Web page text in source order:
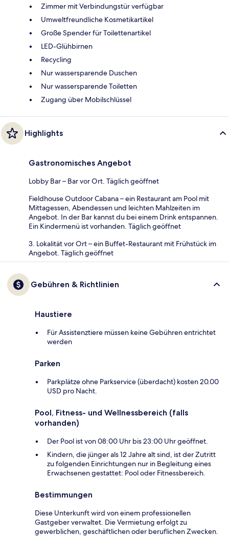
Zimmer mit Verbindungstür verfügbar
Umweltfreundliche Kosmetikartikel
Große Spender für Toilettenartikel
LED-Glühbirnen
Recycling
Nur wassersparende Duschen
Nur wassersparende Toiletten
Zugang über Mobilschlüssel
Highlights
Gastronomisches Angebot
Lobby Bar – Bar vor Ort. Täglich geöffnet
Fieldhouse Outdoor Cabana – ein Restaurant am Pool mit
Mittagessen, Abendessen und leichten Mahlzeiten im
Angebot. In der Bar kannst du bei einem Drink entspannen.
Ein Kindermenü ist vorhanden. Täglich geöffnet
3. Lokalität vor Ort – ein Buffet-Restaurant mit Frühstück im
Angebot. Täglich geöffnet
Gebühren & Richtlinien
Haustiere
Für Assistenztiere müssen keine Gebühren entrichtet
werden
Parken
Parkplätze ohne Parkservice (überdacht) kosten 20.00
USD pro Nacht.
Pool, Fitness- und Wellnessbereich (falls
vorhanden)
Der Pool ist von 08:00 Uhr bis 23:00 Uhr geöffnet.
Kindern, die jünger als 12 Jahre alt sind, ist der Zutritt
zu folgenden Einrichtungen nur in Begleitung eines
Erwachsenen gestattet: Pool oder Fitnessbereich.
Bestimmungen
Diese Unterkunft wird von einem professionellen
Gastgeber verwaltet. Die Vermietung erfolgt zu
gewerblichen, geschäftlichen oder beruflichen Zwecken.